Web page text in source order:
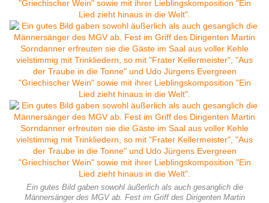
Ein gutes Bild gaben sowohl äußerlich als auch gesanglich die
Männersänger des MGV ab. Fest im Griff des Dirigenten Martin